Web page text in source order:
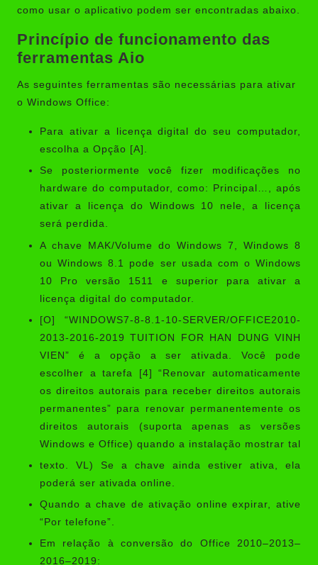
como usar o aplicativo podem ser encontradas abaixo.
Princípio de funcionamento das
ferramentas Aio
As seguintes ferramentas são necessárias para ativar
o Windows Office:
Para ativar a licença digital do seu computador,
escolha a Opção [A].
Se posteriormente você fizer modificações no
hardware do computador, como: Principal…, após
ativar a licença do Windows 10 nele, a licença
será perdida.
A chave MAK/Volume do Windows 7, Windows 8
ou Windows 8.1 pode ser usada com o Windows
10 Pro versão 1511 e superior para ativar a
licença digital do computador.
[O] “WINDOWS7-8-8.1-10-SERVER/OFFICE2010-
2013-2016-2019 TUITION FOR HAN DUNG VINH
VIEN” é a opção a ser ativada. Você pode
escolher a tarefa [4] “Renovar automaticamente
os direitos autorais para receber direitos autorais
permanentes” para renovar permanentemente os
direitos autorais (suporta apenas as versões
Windows e Office) quando a instalação mostrar tal
texto. VL) Se a chave ainda estiver ativa, ela
poderá ser ativada online.
Quando a chave de ativação online expirar, ative
“Por telefone”.
Em relação à conversão do Office 2010–2013–
2016–2019: